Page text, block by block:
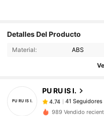
Detalles Del Producto
Material: ABS
PU RU IS I.
4.74
41 Seguidores
f***zseguidoHace
4.74
41 Seguidores
989 Vendido